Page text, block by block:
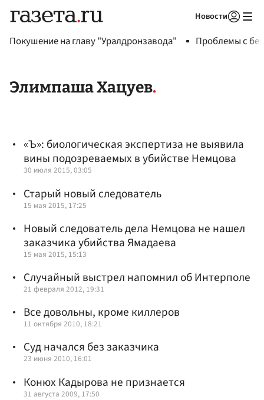
Новости
Покушение на главу "Уралдронзавода" Проблемы с
Элимпаша Хацуев
«Ъ»: биологическая экспертиза не выявила
вины подозреваемых в убийстве Немцова
30 июля 2015, 03:05
Старый новый следователь
15 мая 2015, 17:25
Новый следователь дела Немцова не нашел
заказчика убийства Ямадаева
15 мая 2015, 15:13
Случайный выстрел напомнил об Интерполе
21 февраля 2012, 19:31
Все довольны, кроме киллеров
11 октября 2010, 18:21
Суд начался без заказчика
23 июня 2010, 16:01
Конюх Кадырова не признается
31 августа 2009, 17:50